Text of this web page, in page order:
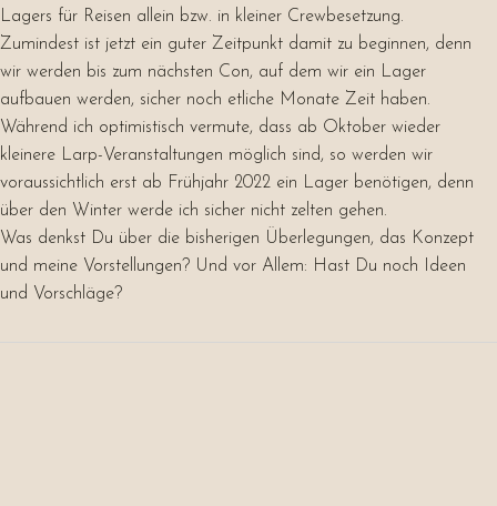
Lagers für Reisen allein bzw. in kleiner Crewbesetzung.
Zumindest ist jetzt ein guter Zeitpunkt damit zu beginnen, denn
wir werden bis zum nächsten Con, auf dem wir ein Lager
aufbauen werden, sicher noch etliche Monate Zeit haben.
Während ich optimistisch vermute, dass ab Oktober wieder
kleinere Larp-Veranstaltungen möglich sind, so werden wir
voraussichtlich erst ab Frühjahr 2022 ein Lager benötigen, denn
über den Winter werde ich sicher nicht zelten gehen.
Was denkst Du über die bisherigen Überlegungen, das Konzept
und meine Vorstellungen? Und vor Allem: Hast Du noch Ideen
und Vorschläge?